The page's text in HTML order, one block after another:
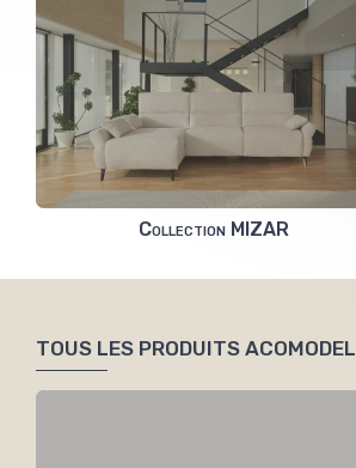
Collection MIZAR
TOUS LES PRODUITS ACOMODEL